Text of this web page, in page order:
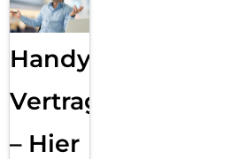
Handy
– Hier